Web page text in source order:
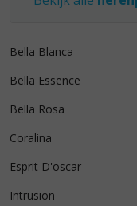
Bella Blanca
Bella Essence
Bella Rosa
Coralina
Esprit D'oscar
Intrusion